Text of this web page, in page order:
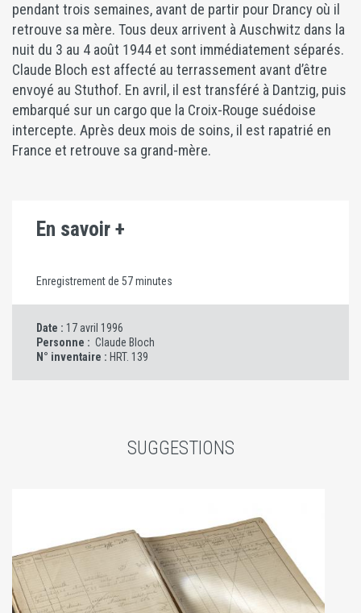
pendant trois semaines, avant de partir pour Drancy où il
retrouve sa mère. Tous deux arrivent à Auschwitz dans la
nuit du 3 au 4 août 1944 et sont immédiatement séparés.
Claude Bloch est affecté au terrassement avant d’être
envoyé au Stuthof. En avril, il est transféré à Dantzig, puis
embarqué sur un cargo que la Croix-Rouge suédoise
intercepte. Après deux mois de soins, il est rapatrié en
France et retrouve sa grand-mère.
En savoir +
Enregistrement de 57 minutes
Date : 17 avril 1996
Personne : Claude Bloch
N° inventaire : HRT. 139
SUGGESTIONS